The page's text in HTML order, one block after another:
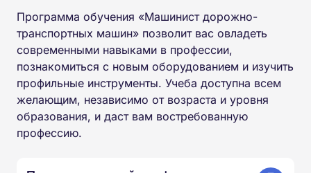
Программа обучения «Машинист дорожно-
транспортных машин» позволит вас овладеть
современными навыками в профессии,
познакомиться с новым оборудованием и изучить
профильные инструменты. Учеба доступна всем
желающим, независимо от возраста и уровня
образования, и даст вам востребованную
профессию.